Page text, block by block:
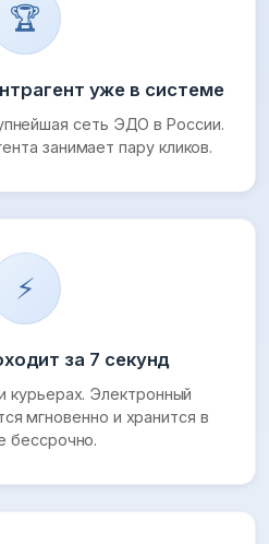
🏆
уже в системе
сеть ЭДО в России.
занимает пару кликов.
⚡
за 7 секунд
курьерах. Электронный
мгновенно и хранится в
бессрочно.